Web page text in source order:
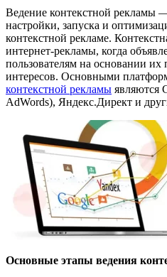
Ведение контекстной рекламы
настройки, запуска и
контекстной рекламе.
интернет-рекламы, когда
пользователям на основании их
интересов. Основными
контекстной рекламы являются
AdWords), Яндекс.Директ и
Основные этапы ведения